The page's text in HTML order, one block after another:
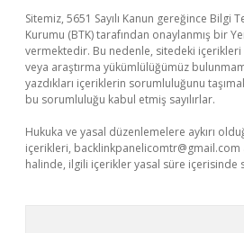
Sitemiz, 5651 Sayılı Kanun gereğince Bilgi
Kurumu (BTK) tarafından onaylanmış bir
vermektedir. Bu nedenle, sitedeki
veya araştırma yükümlülüğümüz
yazdıkları içeriklerin sorumluluğunu
bu sorumluluğu kabul etmiş sayılırlar.
Hukuka ve yasal düzenlemelere aykırı
içerikleri, backlinkpanelicomtr@gmail.com
halinde, ilgili içerikler yasal süre içerisinde